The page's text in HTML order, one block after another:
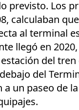
previsto. Los
calculaban
al terminal
llegó en
del tren
del
a un paseo de